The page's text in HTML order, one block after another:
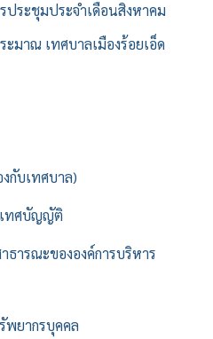
ประชุมประจำเดือนสิงหาคม
มาณ เทศบาลเมืองร้อยเอ็ด
กับเทศบาล)
เทศบัญญัติ
ธารณะขององค์การบริหาร
ยากรบุคคล